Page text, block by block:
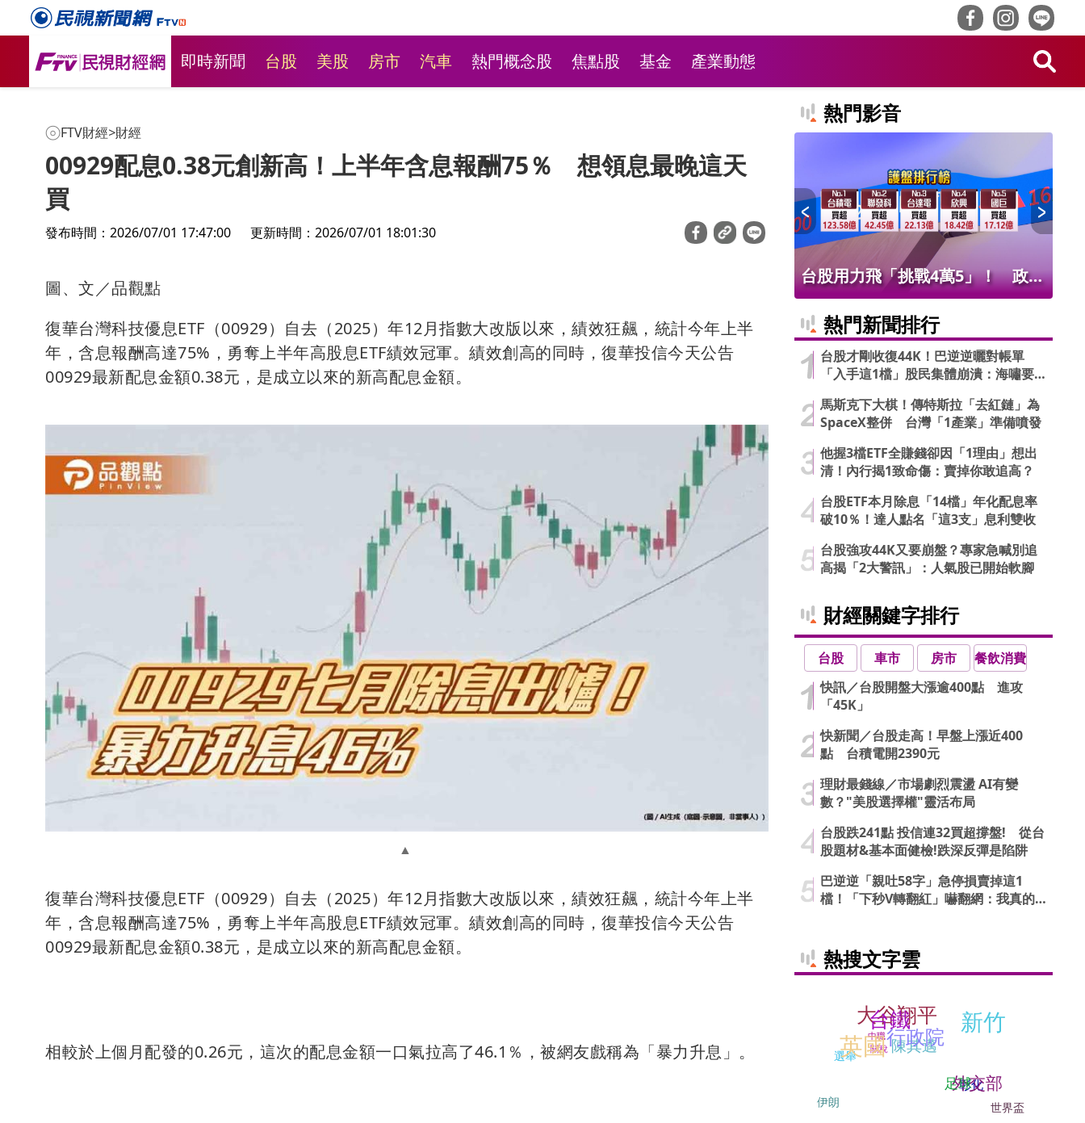
即時新聞 台股 美股 房市 汽車 熱門概念股 焦點股 基金 產業動態
FTV財經>財經
00929配息0.38元創新高！上半年含息報酬75％ 想領息最晚這天
買
發布時間：2026/07/01 17:47:00 更新時間：2026/07/01 18:01:30
圖、文／品觀點
復華台灣科技優息ETF（00929）自去（2025）年12月指數大改版以來，績效狂飆，統計今年上半
年，含息報酬高達75%，勇奪上半年高股息ETF績效冠軍。績效創高的同時，復華投信今天公告
00929最新配息金額0.38元，是成立以來的新高配息金額。
復華台灣科技優息ETF（00929）自去（2025）年12月指數大改版以來，績效狂飆，統計今年上半
年，含息報酬高達75%，勇奪上半年高股息ETF績效冠軍。績效創高的同時，復華投信今天公告
00929最新配息金額0.38元，是成立以來的新高配息金額。
相較於上個月配發的0.26元，這次的配息金額一口氣拉高了46.1％，被網友戲稱為「暴力升息」。
熱門影音
台股用力飛「挑戰4萬5」！ 政府
熱門新聞排行
台股才剛收復44K！巴逆逆曬對帳單
「入手這1檔」股民集體崩潰：海嘯要
馬斯克下大棋！傳特斯拉「去紅鏈」為
SpaceX整併 台灣「1產業」準備噴發
他握3檔ETF全賺錢卻因「1理由」想出
清！內行揭1致命傷：賣掉你敢追高？
台股ETF本月除息「14檔」年化配息率
破10％！達人點名「這3支」息利雙收
台股強攻44K又要崩盤？專家急喊別追
高揭「2大警訊」：人氣股已開始軟腳
財經關鍵字排行
台股 車市 房市
餐飲消費
快訊／台股開盤大漲逾400點 進攻
「45K」
快新聞／台股走高！早盤上漲近400
點 台積電開2390元
理財最錢線／市場劇烈震盪 AI有變
數？"美股選擇權"靈活布局
台股跌241點 投信連32買超撐盤! 從台
股題材&基本面健檢!跌深反彈是陷阱
巴逆逆「親吐58字」急停損賣掉這1
檔！「下秒V轉翻紅」嚇翻網：我真的
熱搜文字雲
關稅
彰化
陳其邁
新竹
伊朗
行政院
選舉
中職
世界盃
外交部
大谷翔平
足球
英國
台鐵